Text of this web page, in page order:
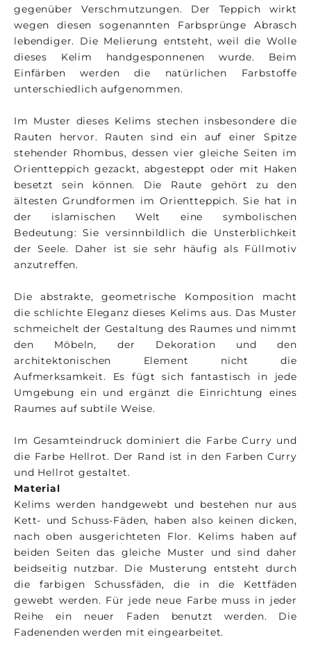
gegenüber Verschmutzungen. Der Teppich wirkt
wegen diesen sogenannten Farbsprünge Abrasch
lebendiger. Die Melierung entsteht, weil die Wolle
dieses Kelim handgesponnenen wurde. Beim
Einfärben werden die natürlichen Farbstoffe
unterschiedlich aufgenommen.
Im Muster dieses Kelims stechen insbesondere die
Rauten hervor. Rauten sind ein auf einer Spitze
stehender Rhombus, dessen vier gleiche Seiten im
Orientteppich gezackt, abgesteppt oder mit Haken
besetzt sein können. Die Raute gehört zu den
ältesten Grundformen im Orientteppich. Sie hat in
der islamischen Welt eine symbolischen
Bedeutung: Sie versinnbildlich die Unsterblichkeit
der Seele. Daher ist sie sehr häufig als Füllmotiv
anzutreffen.
Die abstrakte, geometrische Komposition macht
die schlichte Eleganz dieses Kelims aus. Das Muster
schmeichelt der Gestaltung des Raumes und nimmt
den Möbeln, der Dekoration und den
architektonischen Element nicht die
Aufmerksamkeit. Es fügt sich fantastisch in jede
Umgebung ein und ergänzt die Einrichtung eines
Raumes auf subtile Weise.
Im Gesamteindruck dominiert die Farbe Curry und
die Farbe Hellrot. Der Rand ist in den Farben Curry
und Hellrot gestaltet.
Material
Kelims werden handgewebt und bestehen nur aus
Kett- und Schuss-Fäden, haben also keinen dicken,
nach oben ausgerichteten Flor. Kelims haben auf
beiden Seiten das gleiche Muster und sind daher
beidseitig nutzbar. Die Musterung entsteht durch
die farbigen Schussfäden, die in die Kettfäden
gewebt werden. Für jede neue Farbe muss in jeder
Reihe ein neuer Faden benutzt werden. Die
Fadenenden werden mit eingearbeitet.